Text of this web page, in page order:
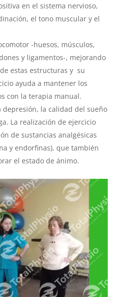
en el sistema nervioso,
el tono muscular y el
-huesos, músculos,
y ligamentos-, mejorando
estas estructuras y su
ayuda a mantener los
con la terapia manual.
depresión, la calidad del sueño
La realización de ejercicio
de sustancias analgésicas
y endorfinas), que también
el estado de ánimo.